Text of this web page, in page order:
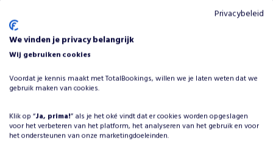
Hans Travolta
Privacybeleid
We vinden je privacy belangrijk
Wij gebruiken cookies
Voordat je kennis maakt met TotalBookings, willen we je laten weten dat we
gebruik maken van cookies.
Klik op “Ja, prima!” als je het oké vindt dat er cookies worden opgeslagen
voor het verbeteren van het platform, het analyseren van het gebruik en voor
het ondersteunen van onze marketingdoeleinden.